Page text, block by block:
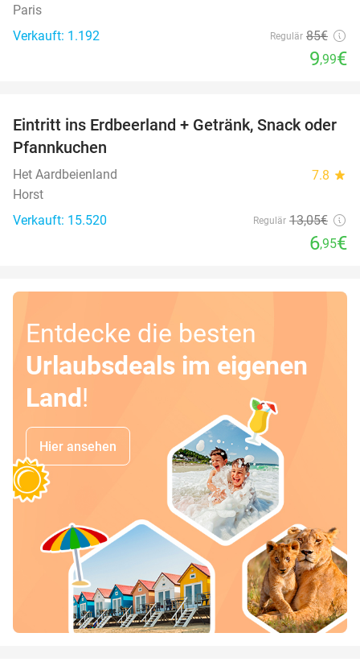
Paris
Verkauft: 1.192
Regulär 85€
9,99€
47%
Eintritt ins Erdbeerland + Getränk, Snack oder
Pfannkuchen
Het Aardbeienland 7.8 star
Horst
Verkauft: 15.520
Regulär 13,05€
6,95€
Entdecke die besten
Urlaubsdeals im eigenen
Land!
Hier ansehen